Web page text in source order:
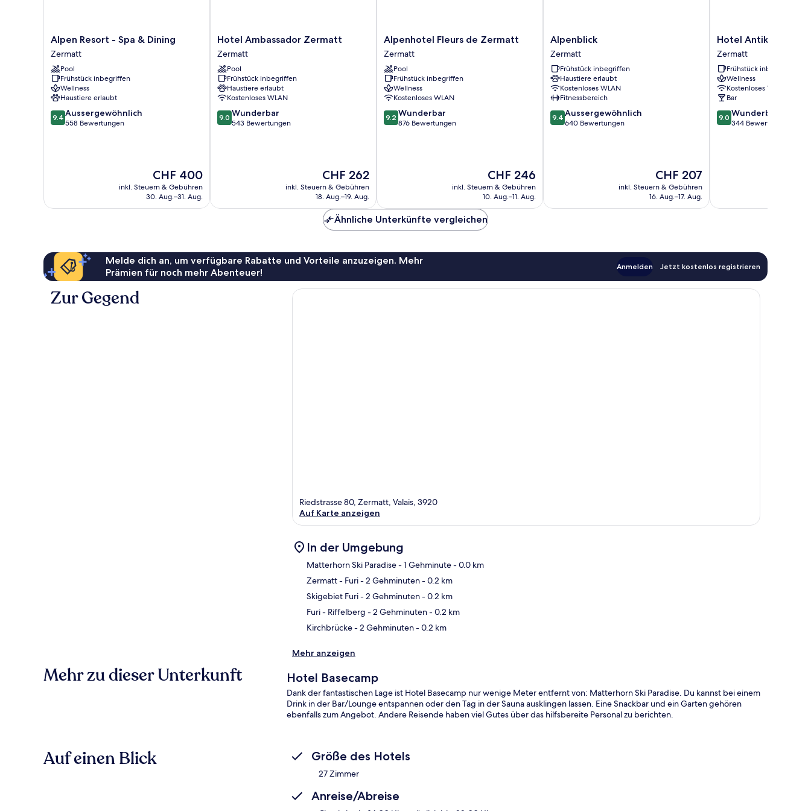
Alpen
Resort
-
Spa
&
Dining
Zermatt
Alpen Resort - Spa & Dining
Zermatt
Pool
Frühstück inbegriffen
Wellness
Haustiere erlaubt
9.4
von
9.4 Aussergewöhnlich
558 Bewertungen
Der
Preis
beträgt
CHF 400
inkl. Steuern & Gebühren
30. Aug.–31. Aug.
Hotel
Ambassador
Zermatt
Zermatt
Hotel Ambassador Zermatt
Zermatt
Pool
Frühstück inbegriffen
Haustiere erlaubt
Kostenloses WLAN
9.0
von
9.0 Wunderbar
543 Bewertungen
Der
Preis
beträgt
CHF 262
inkl. Steuern & Gebühren
18. Aug.–19. Aug.
Alpenhotel
Fleurs
de
Zermatt
Zermatt
Alpenhotel Fleurs de Zermatt
Zermatt
Pool
Frühstück inbegriffen
Wellness
Kostenloses WLAN
9.2
von
9.2 Wunderbar
876 Bewertungen
Der
Preis
beträgt
CHF 246
inkl. Steuern & Gebühren
10. Aug.–11. Aug.
Alpenblick
Zermatt
Alpenblick
Zermatt
Frühstück inbegriffen
Haustiere erlaubt
Kostenloses WLAN
Fitnessbereich
9.4
von
9.4 Aussergewöhnlich
640 Bewertungen
Der
Preis
beträgt
CHF 207
inkl. Steuern & Gebühren
16. Aug.–17. Aug.
Hotel
Antika
Zermatt
Hotel Antika
Zermatt
Frühstück inbegriffen
Wellness
Kostenloses WLAN
Bar
9.0
von
9.0 Wunderbar
344 Bewertungen
Ähnliche Unterkünfte vergleichen
Melde dich an, um verfügbare Rabatte und Vorteile anzuzeigen. Mehr
Prämien für noch mehr Abenteuer!
Anmelden Jetzt kostenlos registrieren
Zur Gegend
Riedstrasse 80, Zermatt, Valais, 3920
Auf Karte anzeigen
In der Umgebung
Matterhorn Ski Paradise- 1 Gehminute- 0.0 km
Zermatt - Furi- 2 Gehminuten- 0.2 km
Skigebiet Furi- 2 Gehminuten- 0.2 km
Furi - Riffelberg - 2 Gehminuten- 0.2 km
Kirchbrücke- 2 Gehminuten- 0.2 km
Mehr anzeigen
Mehr zu dieser Unterkunft Hotel Basecamp
Dank der fantastischen Lage ist Hotel Basecamp nur wenige Meter entfernt von: Matterhorn Ski Paradise. Du kannst bei einem
Drink in der Bar/Lounge entspannen oder den Tag in der Sauna ausklingen lassen. Eine Snackbar und ein Garten gehören
ebenfalls zum Angebot. Andere Reisende haben viel Gutes über das hilfsbereite Personal zu berichten.
Auf einen Blick Größe des Hotels
27 Zimmer
Anreise/Abreise